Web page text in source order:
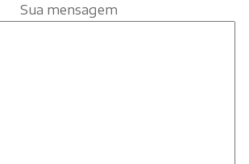
Sua mensagem